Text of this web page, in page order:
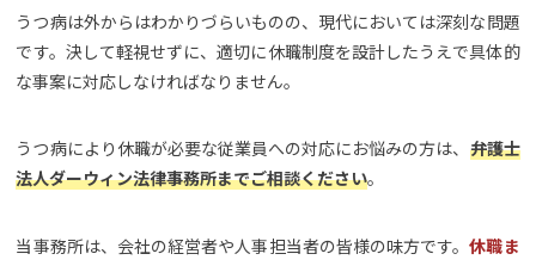
うつ病は外からはわかりづらいものの、現代においては深刻な問題
です。決して軽視せずに、適切に休職制度を設計したうえで具体的
な事案に対応しなければなりません。
うつ病により休職が必要な従業員への対応にお悩みの方は、 弁護士
法人ダーウィン法律事務所までご相談ください。
当事務所は、会社の経営者や人事担当者の皆様の味方です。休職ま